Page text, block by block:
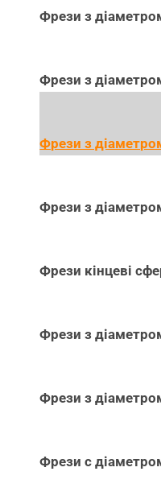
Фрези з
Фрези з
Фрези з
Фрези з
Фрези кінцеві
Фрези з
Фрези з
Фрези с